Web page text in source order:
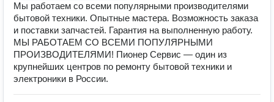
Мы работаем со всеми популярными производителями
бытовой техники. Опытные мастера. Возможность заказа
и поставки запчастей. Гарантия на выполненную работу.
МЫ РАБОТАЕМ СО ВСЕМИ ПОПУЛЯРНЫМИ
ПРОИЗВОДИТЕЛЯМИ! Пионер Сервис — один из
крупнейших центров по ремонту бытовой техники и
электроники в России.